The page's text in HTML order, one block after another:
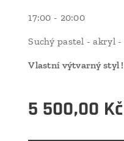
17:00 - 20:00
Suchý pastel - akryl
Vlastní výtvarný styl !
5 500,00 Kč